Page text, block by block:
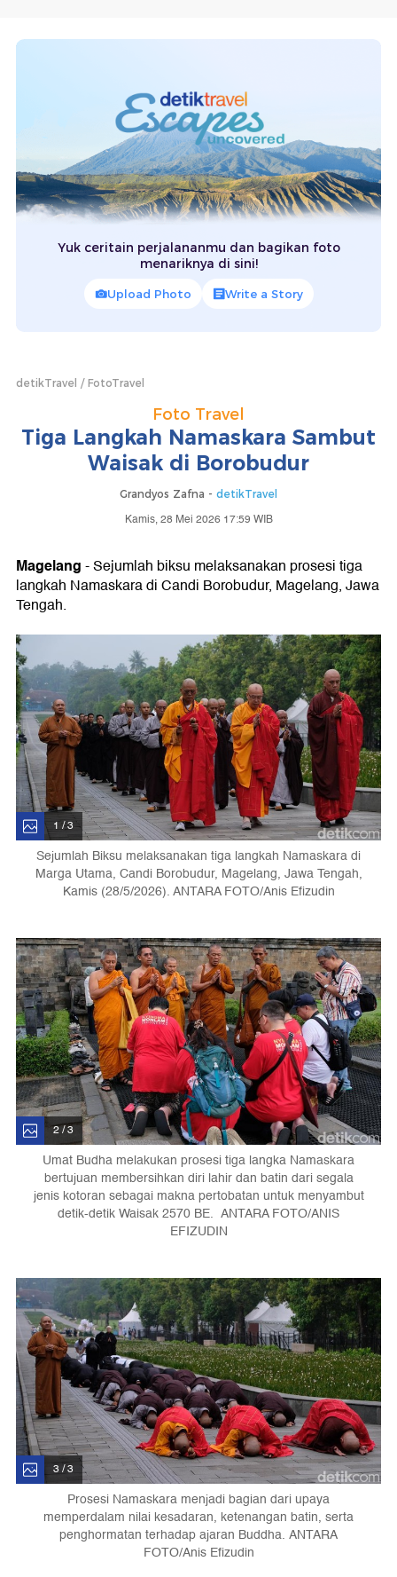
Yuk ceritain perjalananmu dan bagikan foto
menariknya di sini!
Upload Photo Write a Story
detikTravel FotoTravel
Foto Travel
Tiga Langkah Namaskara Sambut
Waisak di Borobudur
Grandyos Zafna - detikTravel
Kamis, 28 Mei 2026 17:59 WIB
Magelang- Sejumlah biksu melaksanakan prosesi tiga
langkah Namaskara di Candi Borobudur, Magelang, Jawa
Tengah.
1 / 3
Sejumlah Biksu melaksanakan tiga langkah Namaskara di
Marga Utama, Candi Borobudur, Magelang, Jawa Tengah,
Kamis (28/5/2026). ANTARA FOTO/Anis Efizudin
2 / 3
Umat Budha melakukan prosesi tiga langka Namaskara
bertujuan membersihkan diri lahir dan batin dari segala
jenis kotoran sebagai makna pertobatan untuk menyambut
detik-detik Waisak 2570 BE. ANTARA FOTO/ANIS
EFIZUDIN
3 / 3
Prosesi Namaskara menjadi bagian dari upaya
memperdalam nilai kesadaran, ketenangan batin, serta
penghormatan terhadap ajaran Buddha. ANTARA
FOTO/Anis Efizudin